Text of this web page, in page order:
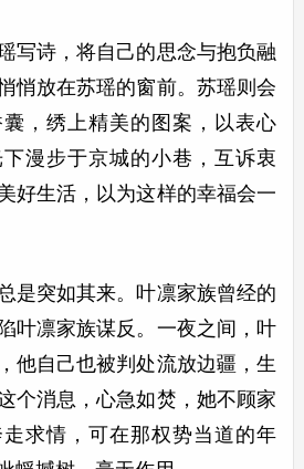
写诗，将自己的思念与抱负融
悄放在苏瑶的窗前。苏瑶则会
，绣上精美的图案，以表心
漫步于京城的小巷，互诉衷
好生活，以为这样的幸福会一
是突如其来。叶凛家族曾经的
叶凛家族谋反。一夜之间，叶
他自己也被判处流放边疆，生
个消息，心急如焚，她不顾家
求情，可在那权势当道的年